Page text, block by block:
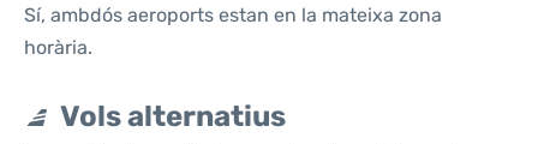
Sí, ambdós aeroports estan en la mateixa zona
horària.
Vols alternatius